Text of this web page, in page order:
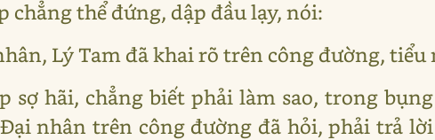
chẳng thể đứng, dập đầu lạy, nói:
Lý Tam đã khai rõ trên công đường, tiểu
sợ hãi, chẳng biết phải làm sao, trong
nhân trên công đường đã hỏi, phải trả